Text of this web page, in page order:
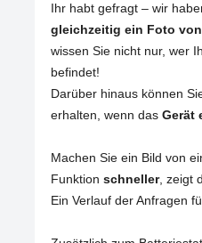
Ihr habt gefragt – wir
gleichzeitig ein Foto
wissen Sie nicht nur, wer
befindet!
Darüber hinaus können
erhalten, wenn das Gerät
Machen Sie ein Bild von
Funktion schneller, zeigt
Ein Verlauf der Anfragen